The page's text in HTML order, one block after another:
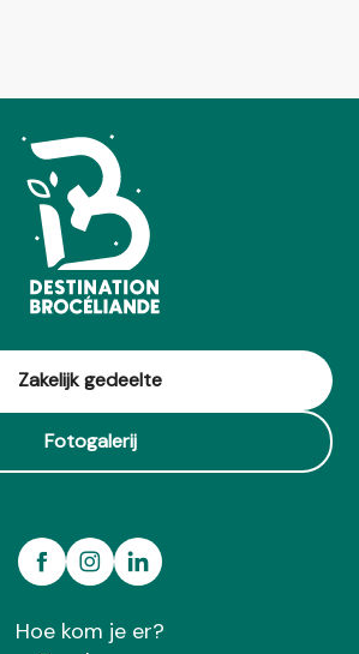
Zakelijk gedeelte
Fotogalerij
Hoe kom je er?